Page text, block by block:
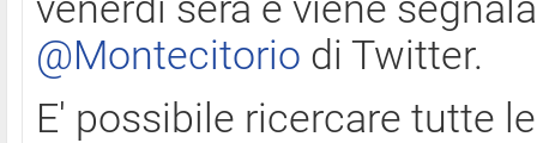
@Montecitorio di Twitter.
E' possibile ricercare tutte